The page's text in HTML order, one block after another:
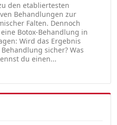
den etabliertesten
Behandlungen zur
Falten. Dennoch
Botox-Behandlung in
Wird das Ergebnis
sicher? Was
du einen...